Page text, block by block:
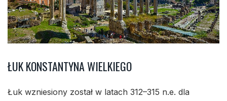
ŁUK KONSTANTYNA WIELKIEGO
Łuk wzniesiony został w latach 312–315 n.e. dla